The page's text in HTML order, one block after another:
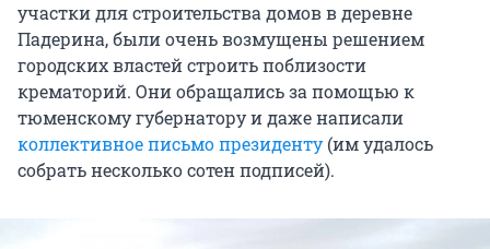
участки для строительства домов в деревне
Падерина, были очень возмущены решением
городских властей строить поблизости
крематорий. Они обращались за помощью к
тюменскому губернатору и даже написали
коллективное письмо президенту(им удалось
собрать несколько сотен подписей).